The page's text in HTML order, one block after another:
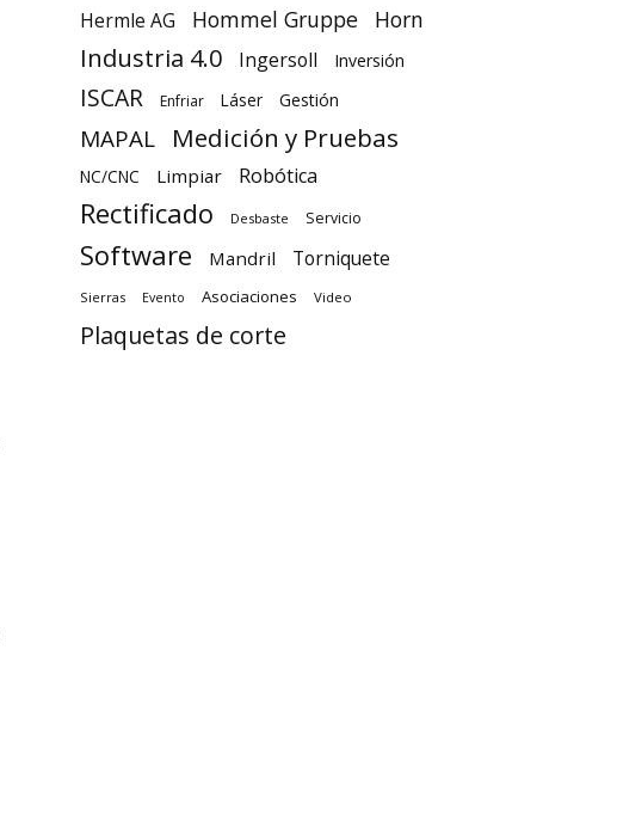
Hermle AG Hommel Gruppe Horn
Industria 4.0 Ingersoll Inversión
ISCAR Enfriar Láser Gestión
MAPAL Medición y Pruebas
NC/CNC Limpiar Robótica
Rectificado Desbaste Servicio
Software Mandril Torniquete
Sierras Evento Asociaciones Video
Plaquetas de corte